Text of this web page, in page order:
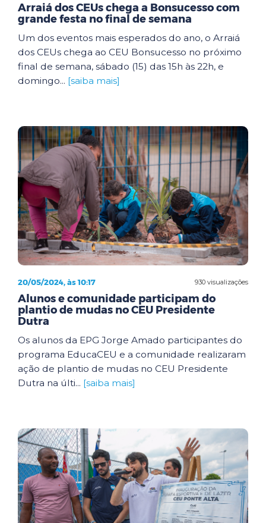
Arraiá dos CEUs chega a Bonsucesso com
grande festa no final de semana
Um dos eventos mais esperados do ano, o Arraiá
dos CEUs chega ao CEU Bonsucesso no próximo
final de semana, sábado (15) das 15h às 22h, e
domingo... [saiba mais]
930 visualizações
20/05/2024, às 10:17
Alunos e comunidade participam do
plantio de mudas no CEU Presidente
Dutra
Os alunos da EPG Jorge Amado participantes do
programa EducaCEU e a comunidade realizaram
ação de plantio de mudas no CEU Presidente
Dutra na últi... [saiba mais]